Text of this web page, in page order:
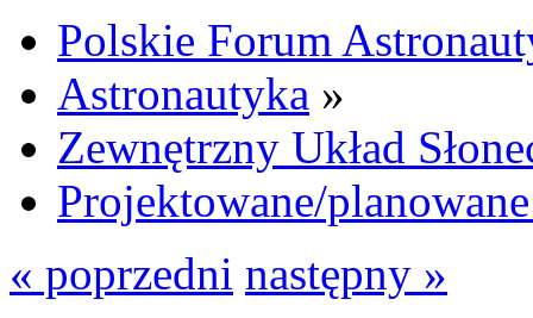
Polskie Forum
Astronautyka »
Zewnętrzny Układ
Projektowane/
« poprzedni następny »